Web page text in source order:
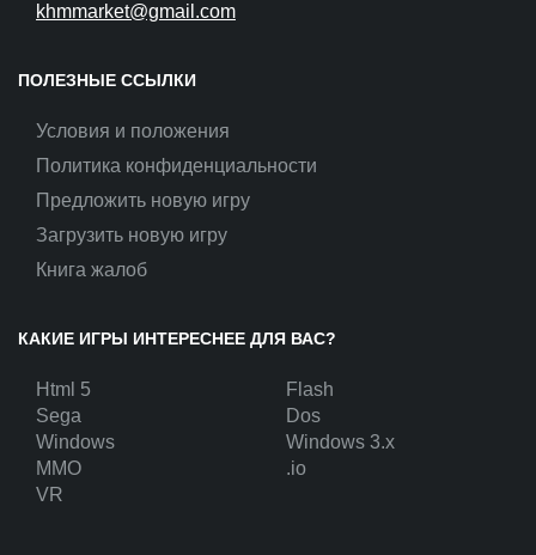
khmmarket@gmail.com
ПОЛЕЗНЫЕ ССЫЛКИ
Условия и положения
Политика конфиденциальности
Предложить новую игру
Загрузить новую игру
Книга жалоб
КАКИЕ ИГРЫ ИНТЕРЕСНЕЕ ДЛЯ ВАС?
Html 5
Flash
Sega
Dos
Windows
Windows 3.x
MMO
.io
VR